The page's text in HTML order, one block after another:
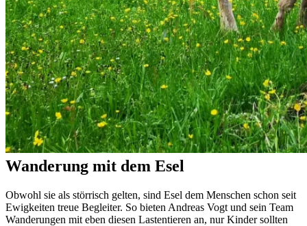
Wanderung mit dem Esel
Obwohl sie als störrisch gelten, sind Esel dem Menschen schon seit
Ewigkeiten treue Begleiter. So bieten Andreas Vogt und sein Team
Wanderungen mit eben diesen Lastentieren an, nur Kinder sollten